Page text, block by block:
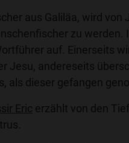
aus Galiläa, wird
zu werden.
auf. Einerseits
Jesu, andereseits
als dieser gefangen
Eric erzählt von den